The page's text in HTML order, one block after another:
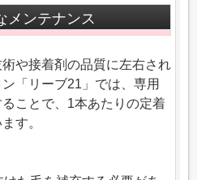
メンテナンス
や接着剤の品質に左右され
「リーブ21」では、専用
ことで、1本あたりの定着
す。